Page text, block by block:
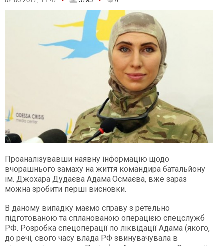
Проаналізувавши наявну інформацію щодо
вчорашнього замаху на життя командира батальйону
ім. Джохара Дудаєва Адама Осмаєва, вже зараз
можна зробити перші висновки.
В даному випадку маємо справу з ретельно
підготованою та спланованою операцією спецслужб
РФ. Розробка спецоперації по ліквідації Адама (якого,
до речі, свого часу влада РФ звинувачувала в